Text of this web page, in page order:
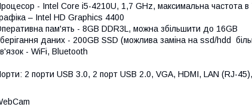
- Intel Core i5-4210U, 1,7 GHz, максимальна частота
– Intel HD Graphics 4400
пам'ять - 8GB DDR3L, можна збільшити до 16GB
даних - 200GB SSD (можлива заміна на ssd/hdd
- WiFi, Bluetooth
2 порти USB 3.0, 2 порт USB 2.0, VGA, HDMI, LAN (RJ-